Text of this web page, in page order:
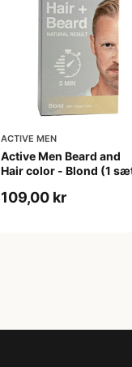
ACTIVE MEN
Active Men Beard and
Hair color - Blond (1
109,00 kr